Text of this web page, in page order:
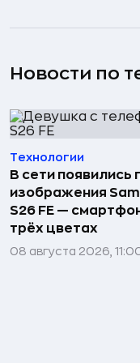
Новости по
Технологии
В сети появились
изображения
S26 FE —
трёх цветах
08 августа 2026,